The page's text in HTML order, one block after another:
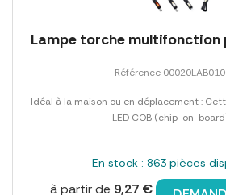
Lampe torche multifonction
Référence
Idéal à la maison ou en déplacement :
LED COB (chip-on-
En stock : 863 pièces
à partir de 9,27 €